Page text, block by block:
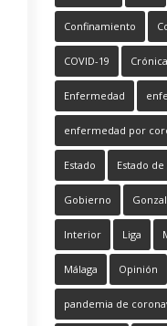
Confinamiento
COVID-19 Crónica
Enfermedad
enfermedad por
Estado Estado
Gobierno
Interior Liga
Málaga Opinión
pandemia de